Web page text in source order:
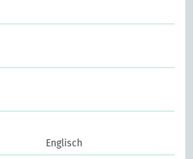
Englisch